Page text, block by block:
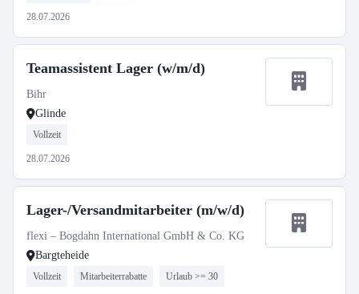
28.07.2026
Teamassistent Lager (w/m/d)
Bihr
Glinde
Vollzeit
28.07.2026
Lager-/Versandmitarbeiter (m/w/d)
flexi – Bogdahn International GmbH & Co. KG
Bargteheide
Vollzeit Mitarbeiterrabatte Urlaub >= 30